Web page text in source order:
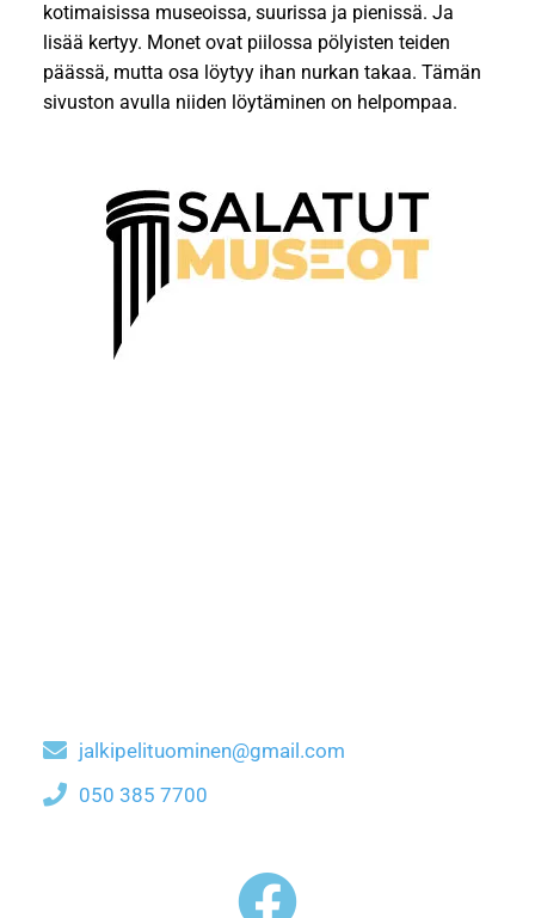
kotimaisissa museoissa, suurissa ja pienissä. Ja
lisää kertyy. Monet ovat piilossa pölyisten teiden
päässä, mutta osa löytyy ihan nurkan takaa. Tämän
sivuston avulla niiden löytäminen on helpompaa.
jalkipelituominen@gmail.com
050 385 7700